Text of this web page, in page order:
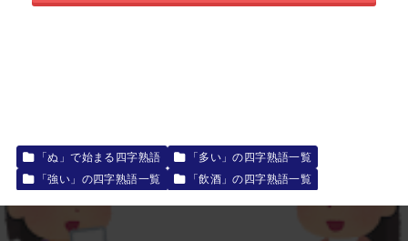
「ぬ」で始まる四字熟語
「多い」の四字熟語一覧
「強い」の四字熟語一覧
「飲酒」の四字熟語一覧